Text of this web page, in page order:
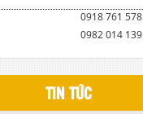
0918 761 578
0982 014 139
TIN TỨC